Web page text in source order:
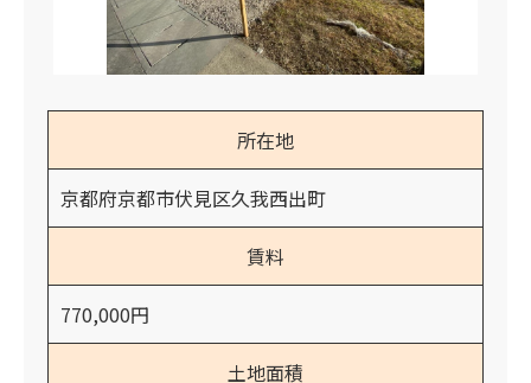
所在地
京都府京都市伏見区久我西出町
賃料
770,000円
土地面積